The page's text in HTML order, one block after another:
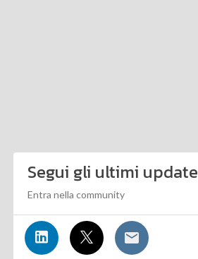
Segui gli ultimi update
Entra nella community